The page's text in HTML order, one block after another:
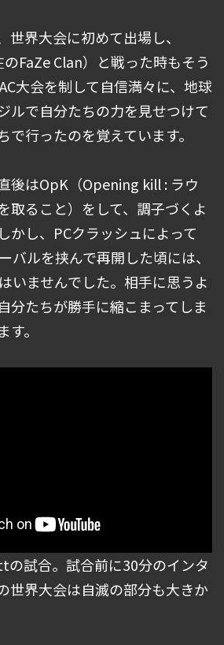
世界大会に初めて出場し、
FaZe Clan）と戦った時もそう
大会を制して自信満々に、地球
ルで自分たちの力を見せつけて
で行ったのを覚えています。
後はOpK（Opening kill : ラウ
取ること）をして、調子づくよ
かし、PCクラッシュによって
バルを挟んで再開した頃には、
いませんでした。相手に思うよ
分たちが勝手に縮こまってしま
。
の試合。試合前に30分のインタ
世界大会は自滅の部分も大きか